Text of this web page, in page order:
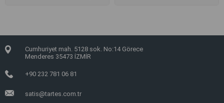
Cumhuriyet mah. 5128 sok. No:14 Görece
Menderes 35473 İZMİR
+90 232 781 06 81
satis@tartes.com.tr